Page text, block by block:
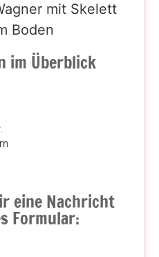
im Überblick
eine Nachricht
Formular: